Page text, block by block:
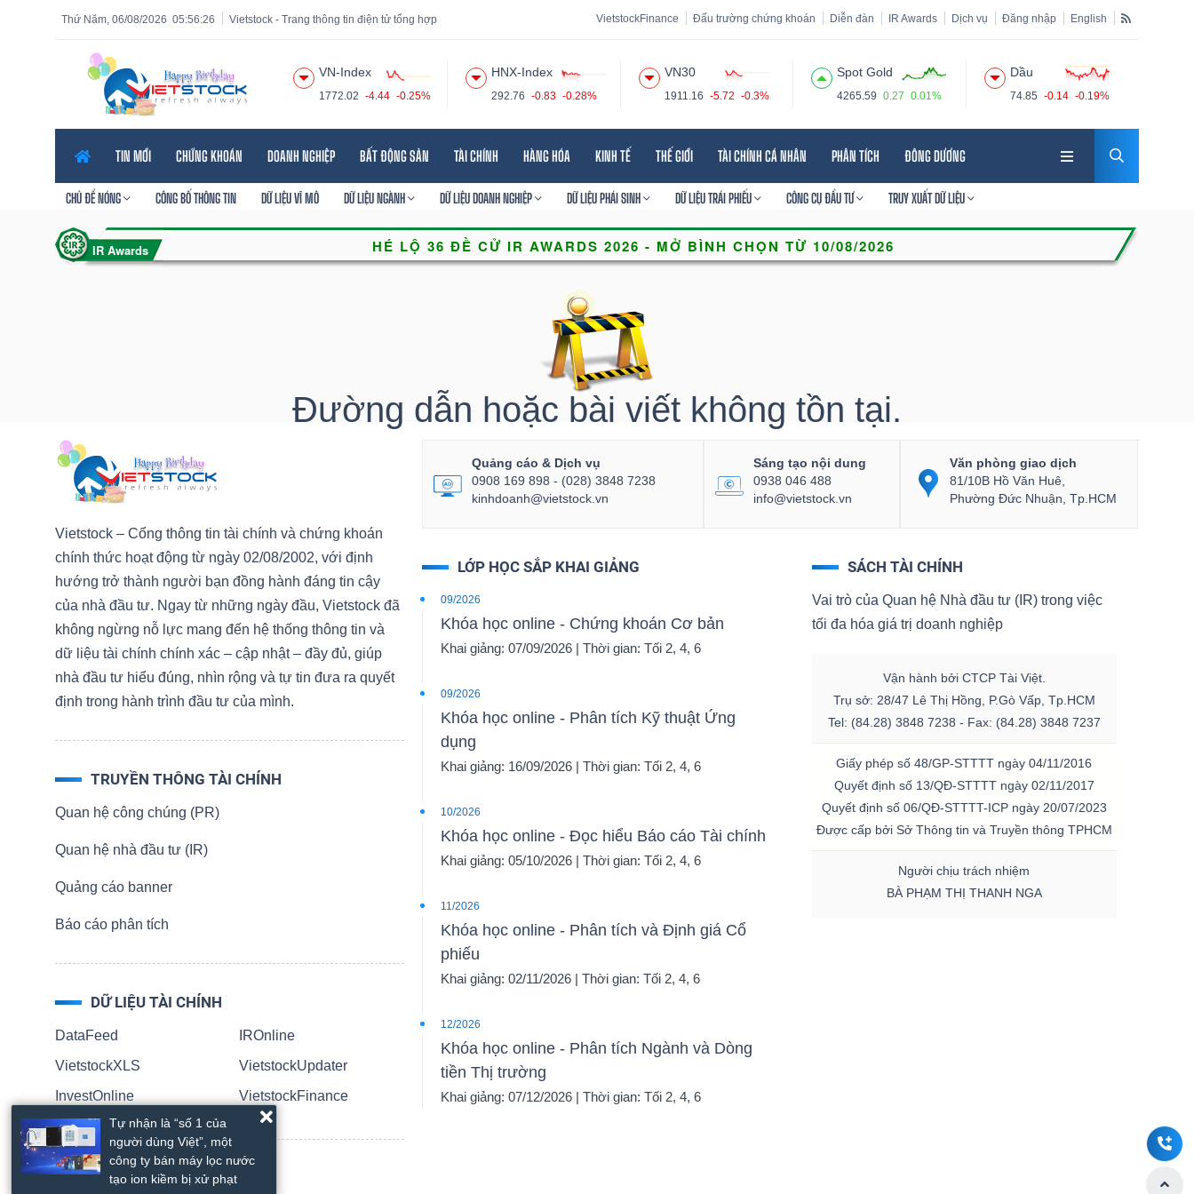
05:56:27
Thứ Năm, 06/08/2026 Vietstock - Trang thông tin điện tử tổng hợp VietstockFinance Đấu trường chứng khoán Diễn đàn IR Awards Dịch vụ Đăng nhập English
VN-Index
1772.02 -4.44 -0.25%
HNX-Index
292.76 -0.83 -0.28%
VN30
1911.16 -5.72 -0.3%
Spot Gold
4265.59 0.27 0.01%
Dầu
74.85 -0.14 -0.19%
TIN MỚI CHỨNG KHOÁN DOANH NGHIỆP BẤT ĐỘNG SẢN TÀI CHÍNH HÀNG HÓA KINH TẾ THẾ GIỚI TÀI CHÍNH CÁ NHÂN PHÂN TÍCH ĐÔNG DƯƠNG
CHỦ ĐỀ NÓNG CÔNG BỐ THÔNG TIN DỮ LIỆU VĨ MÔ DỮ LIỆU NGÀNH DỮ LIỆU DOANH NGHIỆP DỮ LIỆU PHÁI SINH DỮ LIỆU TRÁI PHIẾU CÔNG CỤ ĐẦU TƯ TRUY XUẤT DỮ LIỆU
Đường dẫn hoặc bài viết không tồn tại.
Vietstock – Cổng thông tin tài chính và chứng khoán
chính thức hoạt động từ ngày 02/08/2002, với định
hướng trở thành người bạn đồng hành đáng tin cậy
của nhà đầu tư. Ngay từ những ngày đầu, Vietstock đã
không ngừng nỗ lực mang đến hệ thống thông tin và
dữ liệu tài chính chính xác – cập nhật – đầy đủ, giúp
nhà đầu tư hiểu đúng, nhìn rộng và tự tin đưa ra quyết
định trong hành trình đầu tư của mình.
TRUYỀN THÔNG TÀI CHÍNH
Quan hệ công chúng (PR)
Quan hệ nhà đầu tư (IR)
Quảng cáo banner
Báo cáo phân tích
DỮ LIỆU TÀI CHÍNH
DataFeed
VietstockXLS
InvestOnline
IROnline
VietstockUpdater
VietstockFinance
Quảng cáo & Dịch vụ
0908 169 898 - (028) 3848 7238
kinhdoanh@vietstock.vn
Sáng tạo nội dung
0938 046 488
info@vietstock.vn
Văn phòng giao dịch
81/10B Hồ Văn Huê,
Phường Đức Nhuận, Tp.HCM
LỚP HỌC SẮP KHAI GIẢNG
09/2026
Khóa học online - Chứng khoán Cơ bản
Khai giảng: 07/09/2026 | Thời gian: Tối 2, 4, 6
09/2026
Khóa học online - Phân tích Kỹ thuật Ứng
dụng
Khai giảng: 16/09/2026 | Thời gian: Tối 2, 4, 6
10/2026
Khóa học online - Đọc hiểu Báo cáo Tài chính
Khai giảng: 05/10/2026 | Thời gian: Tối 2, 4, 6
11/2026
Khóa học online - Phân tích và Định giá Cổ
phiếu
Khai giảng: 02/11/2026 | Thời gian: Tối 2, 4, 6
12/2026
Khóa học online - Phân tích Ngành và Dòng
tiền Thị trường
Khai giảng: 07/12/2026 | Thời gian: Tối 2, 4, 6
SÁCH TÀI CHÍNH
Vai trò của Quan hệ Nhà đầu tư (IR) trong việc
tối đa hóa giá trị doanh nghiệp
Vận hành bởi CTCP Tài Việt.
Trụ sở: 28/47 Lê Thị Hồng, P.Gò Vấp, Tp.HCM
Tel: (84.28) 3848 7238 - Fax: (84.28) 3848 7237
Giấy phép số 48/GP-STTTT ngày 04/11/2016
Quyết định số 13/QĐ-STTTT ngày 02/11/2017
Quyết định số 06/QĐ-STTTT-ICP ngày 20/07/2023
Được cấp bởi Sở Thông tin và Truyền thông TPHCM
Người chịu trách nhiệm
BÀ PHẠM THỊ THANH NGA
Tính năng
năng
VIETSTOCK
DOANH
NGHIỆP
BẤT
ĐỘNG
HÀNG
ĐÔNG
DƯƠNG
Tự nhận là “số 1 của
người dùng Việt”, một
công ty bán máy lọc nước
tạo ion kiềm bị xử phạt